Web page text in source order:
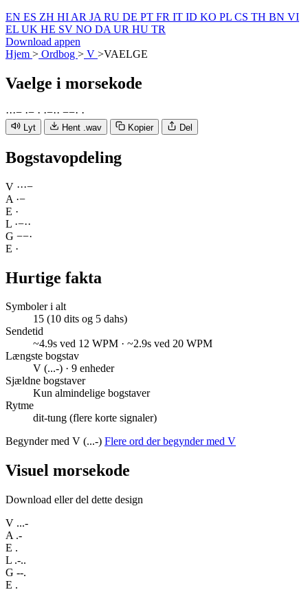
EN ES ZH HI AR JA RU DE PT FR IT ID KO PL CS TH BN VI
EL UK HE SV NO DA UR HU TR
Download appen
Hjem > Ordbog > V >VAELGE
Vaelge i morsekode
···− ·− · ·−·· −−· ·
Lyt Hent .wav Kopier Del
Bogstavopdeling
V ···−
A ·−
E ·
L ·−··
G −−·
E ·
Hurtige fakta
Symboler i alt
15 (10 dits og 5 dahs)
Sendetid
~4.9s ved 12 WPM · ~2.9s ved 20 WPM
Længste bogstav
V (...-) · 9 enheder
Sjældne bogstaver
Kun almindelige bogstaver
Rytme
dit-tung (flere korte signaler)
Begynder med V (...-) Flere ord der begynder med V
Visuel morsekode
Download eller del dette design
V ...-
A .-
E .
L .-..
G --.
E .